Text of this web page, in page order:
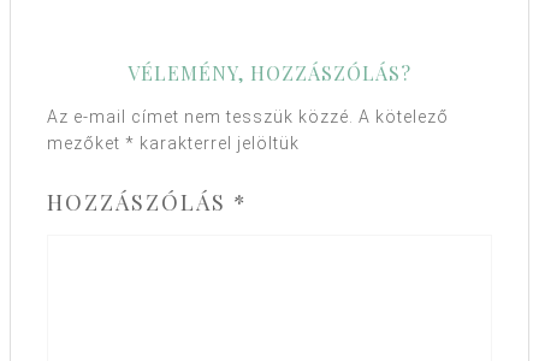
VÉLEMÉNY, HOZZÁSZÓLÁS?
Az e-mail címet nem tesszük közzé. A kötelező
mezőket * karakterrel jelöltük
HOZZÁSZÓLÁS *